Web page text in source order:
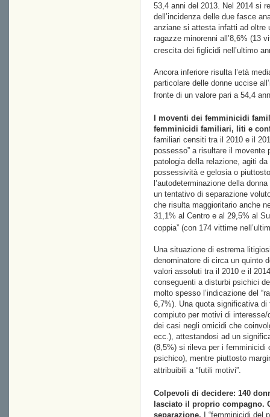
53,4 anni del 2013. Nel 2014 si
dell’incidenza delle due fasce
anziane si attesta infatti ad oltre
ragazze minorenni all’8,6% (13
crescita dei figlicidi nell’ultimo
Ancora inferiore risulta l’età
particolare delle donne uccise
fronte di un valore pari a 54,4
I moventi dei femminicidi
femminicidi familiari, liti e
familiari censiti tra il 2010 e il
possesso” a risultare il
patologia della relazione, agiti
possessività e gelosia o
l’autodeterminazione della
un tentativo di separazione
che risulta maggioritario anche
31,1% al Centro e al 29,5% al
coppia” (con 174 vittime
Una situazione di estrema
denominatore di circa un quinto
valori assoluti tra il 2010 e il
conseguenti a disturbi psichici
molto spesso l’indicazione del
6,7%). Una quota significativa di
compiuto per motivi di
dei casi negli omicidi che
ecc.), attestandosi ad un
(8,5%) si rileva per i
psichico), mentre piuttosto
attribuibili a “futili motivi”.
Colpevoli di decidere: 140
lasciato il proprio compagno.
separazione. I “femminicidi del